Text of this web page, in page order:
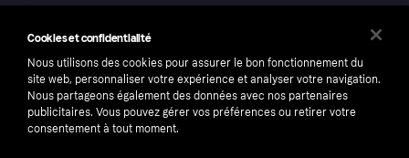
Cookies et confidentialité
Nous utilisons des cookies pour assurer le bon fonctionnement du
site web, personnaliser votre expérience et analyser votre navigation.
Nous partageons également des données avec nos partenaires
publicitaires. Vous pouvez gérer vos préférences ou retirer votre
consentement à tout moment.